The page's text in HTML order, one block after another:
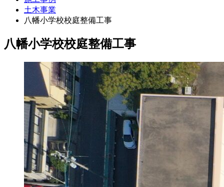
土木事業
八幡小学校校庭整備工事
八幡小学校校庭整備工事